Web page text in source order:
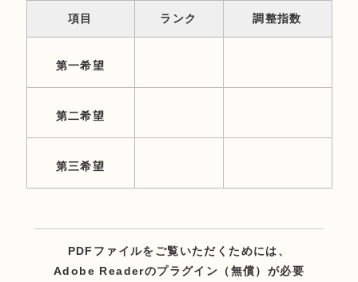
項目 ランク 調整指数
第一希望
第二希望
第三希望
PDFファイルをご覧いただくためには、
Adobe Readerのプラグイン（無償）が必要